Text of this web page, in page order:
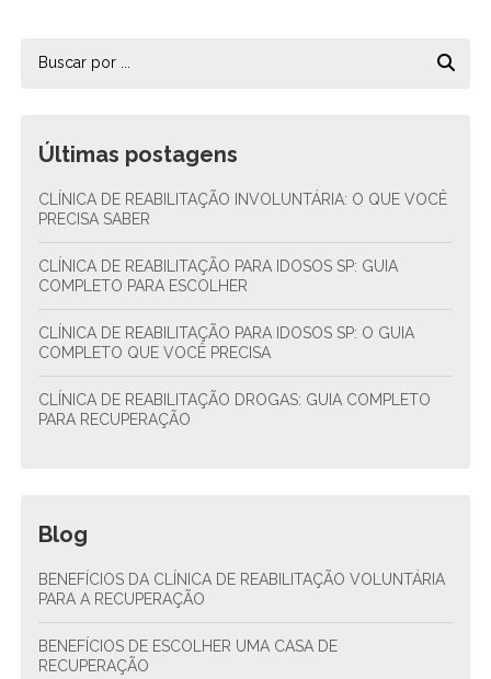
Últimas postagens
CLÍNICA DE REABILITAÇÃO INVOLUNTÁRIA: O QUE VOCÊ
PRECISA SABER
CLÍNICA DE REABILITAÇÃO PARA IDOSOS SP: GUIA
COMPLETO PARA ESCOLHER
CLÍNICA DE REABILITAÇÃO PARA IDOSOS SP: O GUIA
COMPLETO QUE VOCÊ PRECISA
CLÍNICA DE REABILITAÇÃO DROGAS: GUIA COMPLETO
PARA RECUPERAÇÃO
Blog
BENEFÍCIOS DA CLÍNICA DE REABILITAÇÃO VOLUNTÁRIA
PARA A RECUPERAÇÃO
BENEFÍCIOS DE ESCOLHER UMA CASA DE
RECUPERAÇÃO